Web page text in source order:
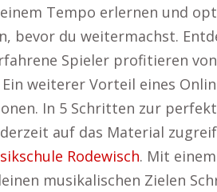
Tempo erlernen und
bevor du weitermachst.
Spieler profitieren
weiterer Vorteil eines
In 5 Schritten zur
auf das Material
Rodewisch. Mit
musikalischen Zielen